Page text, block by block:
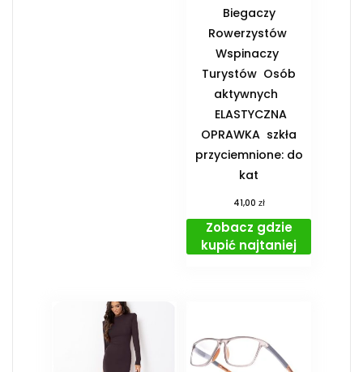
️ Biegaczy ️
Rowerzystów ️
Wspinaczy ️
Turystów ️ Osób
aktywnych
️ ELASTYCZNA
OPRAWKA ️ szkła
przyciemnione: do
kat
41,00 zł
Zobacz gdzie
kupić najtaniej